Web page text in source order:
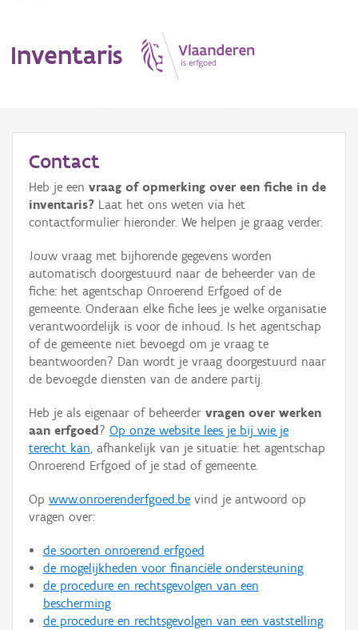
Inventaris
Erfgoedobject
Aanduidingsobject
Waarneming
Thema
Gebeurtenis
Persoon of collectief
Hergebruik
Aanmelden
Contact
Heb je een vraag of opmerking over een fiche in de
inventaris? Laat het ons weten via het
contactformulier hieronder. We helpen je graag verder.
Jouw vraag met bijhorende gegevens worden
automatisch doorgestuurd naar de beheerder van de
fiche: het agentschap Onroerend Erfgoed of de
gemeente. Onderaan elke fiche lees je welke organisatie
verantwoordelijk is voor de inhoud. Is het agentschap
of de gemeente niet bevoegd om je vraag te
beantwoorden? Dan wordt je vraag doorgestuurd naar
de bevoegde diensten van de andere partij.
Heb je als eigenaar of beheerder vragen over werken
aan erfgoed ? Op onze website lees je bij wie je
terecht kan, afhankelijk van je situatie: het agentschap
Onroerend Erfgoed of je stad of gemeente.
Op www.onroerenderfgoed.be vind je antwoord op
vragen over:
de soorten onroerend erfgoed
de mogelijkheden voor financiële ondersteuning
de procedure en rechtsgevolgen van een
bescherming
de procedure en rechtsgevolgen van een vaststelling